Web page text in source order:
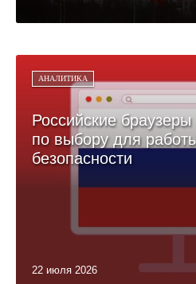
АНАЛИТИКА
Российские
по выбору для
безопасности
22 июля 2026